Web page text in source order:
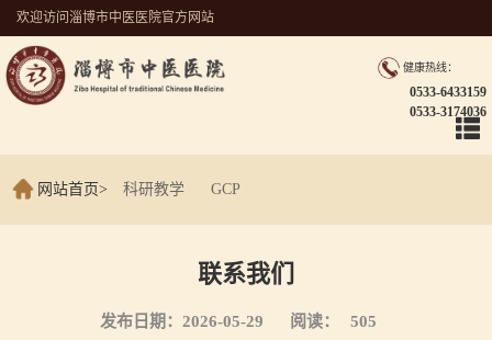
欢迎访问淄博市中医医院官方网站
健康热线：
0533-6433159
0533-3174036
网站首页> 科研教学 GCP
联系我们
发布日期：2026-05-29 阅读： 505